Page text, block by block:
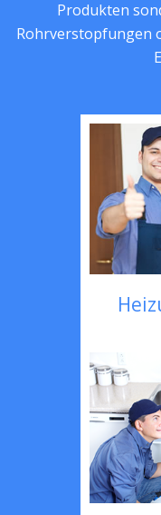
Produkten
Rohrverstopfungen